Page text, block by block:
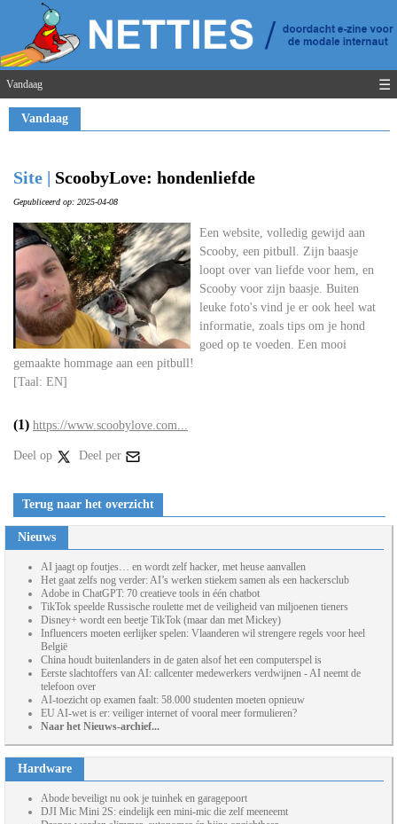
Vandaag ☰
Vandaag
Site | ScoobyLove: hondenliefde
Gepubliceerd op: 2025-04-08
Een website, volledig gewijd aan
Scooby, een pitbull. Zijn baasje
loopt over van liefde voor hem, en
Scooby voor zijn baasje. Buiten
leuke foto's vind je er ook heel wat
informatie, zoals tips om je hond
goed op te voeden. Een mooi
gemaakte hommage aan een pitbull!
[Taal: EN]
(1) https://www.scoobylove.com...
Deel op Deel per
Terug naar het overzicht
Nieuws
AI jaagt op foutjes… en wordt zelf hacker, met heuse aanvallen
Het gaat zelfs nog verder: AI’s werken stiekem samen als een hackersclub
Adobe in ChatGPT: 70 creatieve tools in één chatbot
TikTok speelde Russische roulette met de veiligheid van miljoenen tieners
Disney+ wordt een beetje TikTok (maar dan met Mickey)
Influencers moeten eerlijker spelen: Vlaanderen wil strengere regels voor heel
België
China houdt buitenlanders in de gaten alsof het een computerspel is
Eerste slachtoffers van AI: callcenter medewerkers verdwijnen - AI neemt de
telefoon over
AI-toezicht op examen faalt: 58.000 studenten moeten opnieuw
EU AI-wet is er: veiliger internet of vooral meer formulieren?
Naar het Nieuws-archief...
Hardware
Abode beveiligt nu ook je tuinhek en garagepoort
DJI Mic Mini 2S: eindelijk een mini-mic die zelf meeneemt